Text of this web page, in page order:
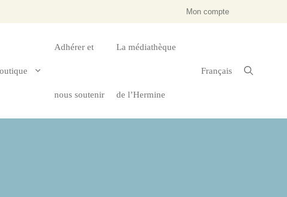
Mon compte
Adhérer et
nous soutenir
La médiathèque
de l’Hermine
Français